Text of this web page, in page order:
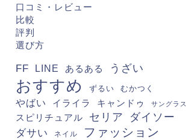
口コミ・レビュー
比較
評判
選び方
FF LINE あるある うざい
おすすめ ずるい むかつく
やばい イライラ キャンドゥ サングラス
スピリチュアル セリア
ダイソー
ダサい
ネイル ファッション